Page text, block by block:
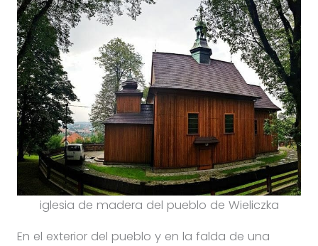
iglesia de madera del pueblo de Wieliczka
En el exterior del pueblo y en la falda de una